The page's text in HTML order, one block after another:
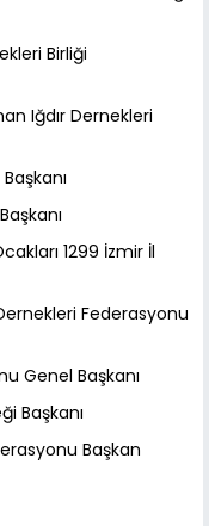
Birliği
Iğdır Dernekleri
1299 İzmir İl
Federasyonu
Genel Başkanı
Başkanı
Başkan